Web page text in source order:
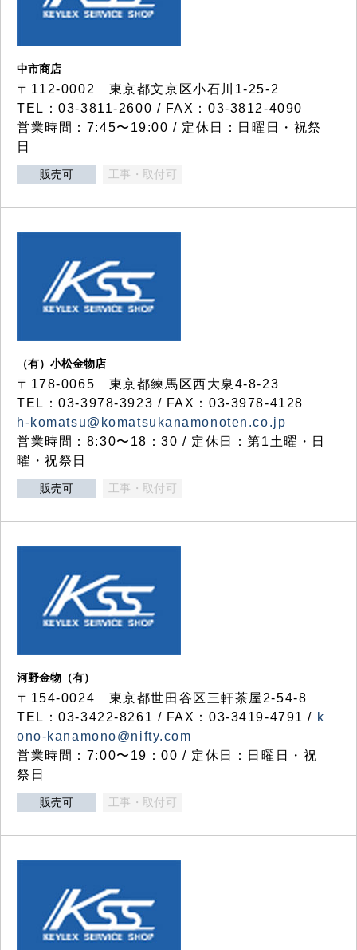
中市商店
〒112-0002 東京都文京区小石川1-25-2
TEL：03-3811-2600 / FAX：03-3812-4090
営業時間：7:45〜19:00 / 定休日：日曜日・祝祭
日
販売可 工事・取付可
（有）小松金物店
〒178-0065 東京都練馬区西大泉4-8-23
TEL：03-3978-3923 / FAX：03-3978-4128
h-komatsu@komatsukanamonoten.co.jp
営業時間：8:30〜18：30 / 定休日：第1土曜・日
曜・祝祭日
販売可 工事・取付可
河野金物（有）
〒154-0024 東京都世田谷区三軒茶屋2-54-8
TEL：03-3422-8261 / FAX：03-3419-4791 / k
ono-kanamono@nifty.com
営業時間：7:00〜19：00 / 定休日：日曜日・祝
祭日
販売可 工事・取付可